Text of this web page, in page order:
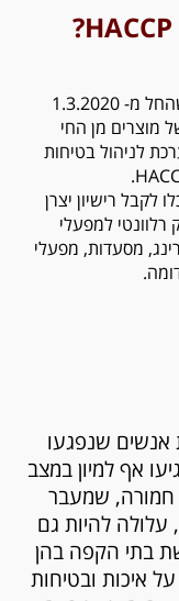
חוק הגנה על בריאות הציבור (מזון) קובע שהחל מ- 1.3.2020
מוצרים מן החי
לניהול בטיחות
לקבל רישיון יצרן
רלוונטי למפעלי
מסעדות, מפעלי
אנשים שנפגעו
אף למיון במצב
חמורה, שמעבר
להיות גם
בתי הקפה בהן
איכות ובטיחות